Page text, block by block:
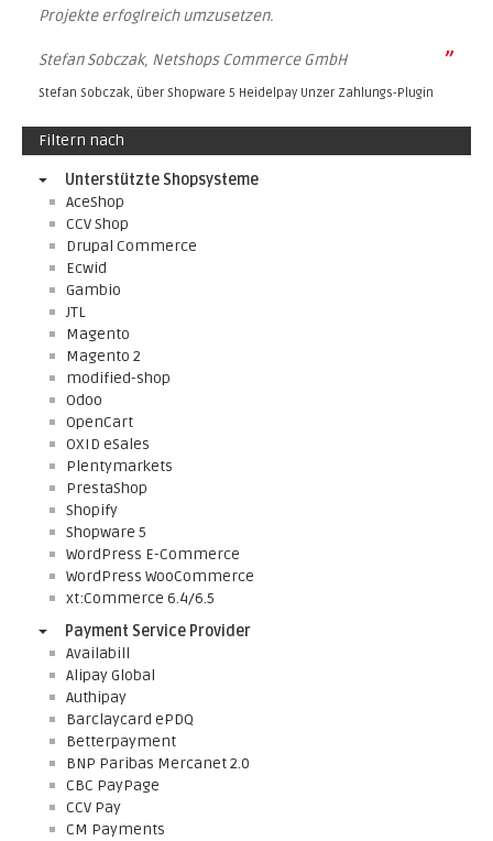
Projekte erfoglreich umzusetzen.
Stefan Sobczak, Netshops Commerce GmbH ”
Stefan Sobczak, über Shopware 5 Heidelpay Unzer Zahlungs-Plugin
Filtern nach
Unterstützte Shopsysteme
AceShop
CCV Shop
Drupal Commerce
Ecwid
Gambio
JTL
Magento
Magento 2
modified-shop
Odoo
OpenCart
OXID eSales
Plentymarkets
PrestaShop
Shopify
Shopware 5
WordPress E-Commerce
WordPress WooCommerce
xt:Commerce 6.4/6.5
Payment Service Provider
Availabill
Alipay Global
Authipay
Barclaycard ePDQ
Betterpayment
BNP Paribas Mercanet 2.0
CBC PayPage
CCV Pay
CM Payments